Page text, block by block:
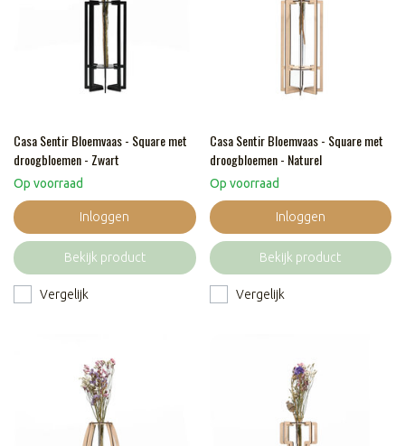
Casa Sentir Bloemvaas - Square met
droogbloemen - Zwart
Op voorraad
Inloggen
Bekijk product
Vergelijk
Casa Sentir Bloemvaas - Square met
droogbloemen - Naturel
Op voorraad
Inloggen
Bekijk product
Vergelijk